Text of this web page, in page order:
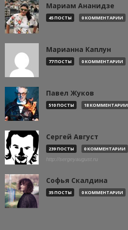
Мариам Ананидзе
45 ПОСТЫ 0 КОММЕНТАРИИ
Марианна Каплун
77 ПОСТЫ 0 КОММЕНТАРИИ
Павел Жуков
510 ПОСТЫ 18 КОММЕНТАРИИ
Сергей Август
239 ПОСТЫ 0 КОММЕНТАРИИ
http://sergeyaugust.ru
Софья Скалдина
35 ПОСТЫ 0 КОММЕНТАРИИ